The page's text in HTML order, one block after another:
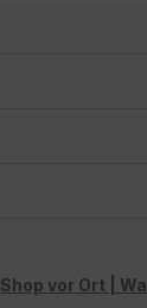
Shop vor Ort |